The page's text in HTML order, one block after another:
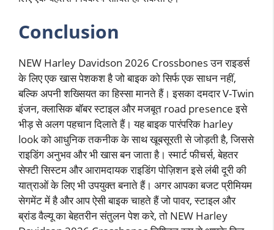
Conclusion
NEW Harley Davidson 2026 Crossbones उन राइडर्स
के लिए एक खास पेशकश है जो बाइक को सिर्फ एक साधन नहीं,
बल्कि अपनी शख्सियत का हिस्सा मानते हैं। इसका दमदार V-Twin
इंजन, क्लासिक बॉबर स्टाइल और मजबूत road presence इसे
भीड़ से अलग पहचान दिलाते हैं। यह बाइक पारंपरिक harley
look को आधुनिक तकनीक के साथ खूबसूरती से जोड़ती है, जिससे
राइडिंग अनुभव और भी खास बन जाता है। स्मार्ट फीचर्स, बेहतर
सेफ्टी सिस्टम और आरामदायक राइडिंग पोज़िशन इसे लंबी दूरी की
यात्राओं के लिए भी उपयुक्त बनाते हैं। अगर आपका बजट प्रीमियम
सेगमेंट में है और आप ऐसी बाइक चाहते हैं जो पावर, स्टाइल और
ब्रांड वैल्यू का बेहतरीन संतुलन पेश करे, तो NEW Harley